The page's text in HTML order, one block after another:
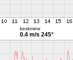
keskmine
0.4 m/s 245°